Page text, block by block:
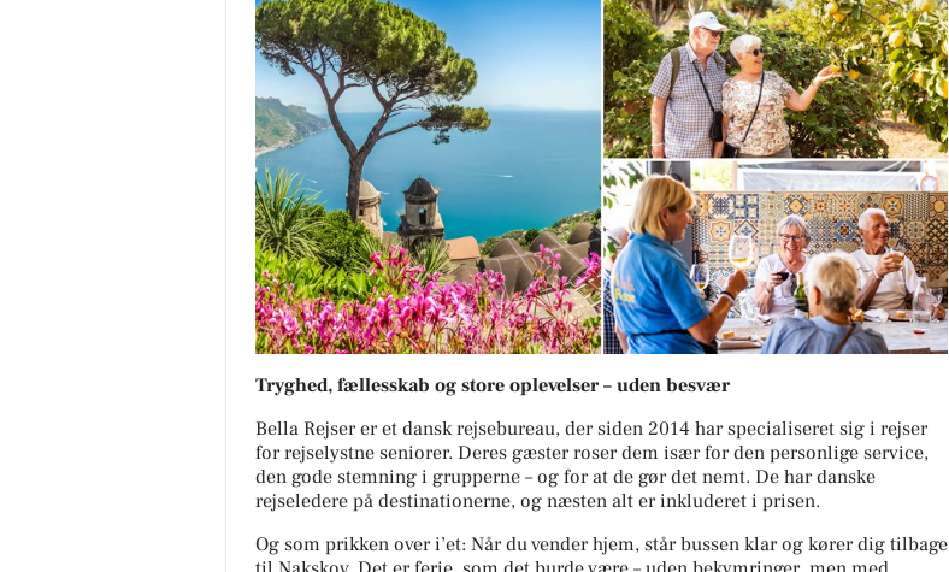
Tryghed, fællesskab og store oplevelser – uden besvær
Bella Rejser er et dansk rejsebureau, der siden 2014 har specialiseret sig i rejser
for rejselystne seniorer. Deres gæster roser dem især for den personlige service,
den gode stemning i grupperne – og for at de gør det nemt. De har danske
rejseledere på destinationerne, og næsten alt er inkluderet i prisen.
Og som prikken over i’et: Når du vender hjem, står bussen klar og kører dig tilbage